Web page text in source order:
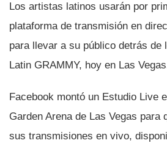
Los artistas latinos usarán por
plataforma de transmisión en
para llevar a su público detrás de
Latin GRAMMY, hoy en Las
Facebook montó un Estudio Live
Garden Arena de Las Vegas para
sus transmisiones en vivo,